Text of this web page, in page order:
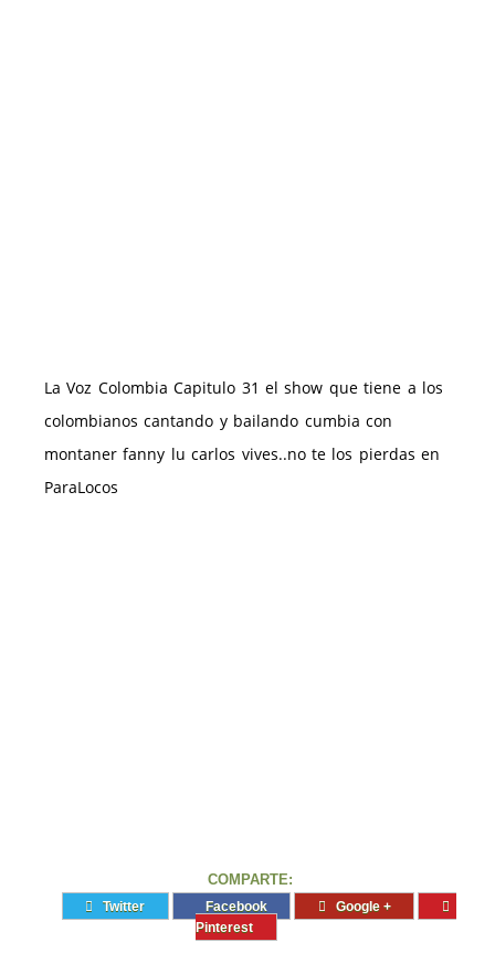
La Voz Colombia Capitulo 31 el show que tiene a los
colombianos cantando y bailando cumbia con
montaner fanny lu carlos vives..no te los pierdas en
ParaLocos
COMPARTE:
Twitter Facebook
Google +
Pinterest